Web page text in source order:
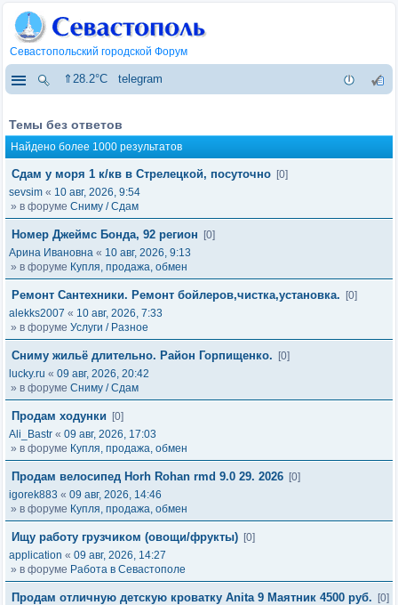
Севастопольский городской Форум
⇑28.2°C telegram
Темы без ответов
Найдено более 1000 результатов
Сдам у моря 1 к/кв в Стрелецкой, посуточно [0]
sevsim « 10 авг, 2026, 9:54
» в форуме Сниму / Сдам
Номер Джеймс Бонда, 92 регион
[0]
Арина Ивановна « 10 авг, 2026, 9:13
» в форуме Купля, продажа, обмен
Ремонт Сантехники. Ремонт бойлеров,чистка,установка.
[0]
alekks2007 « 10 авг, 2026, 7:33
» в форуме Услуги / Разное
Сниму жильё длительно. Район Горпищенко.
[0]
lucky.ru « 09 авг, 2026, 20:42
» в форуме Сниму / Сдам
Продам ходунки
[0]
Ali_Bastr « 09 авг, 2026, 17:03
» в форуме Купля, продажа, обмен
Продам велосипед Horh Rohan rmd 9.0 29. 2026 [0]
igorek883 « 09 авг, 2026, 14:46
» в форуме Купля, продажа, обмен
Ищу работу грузчиком (овощи/фрукты) [0]
application « 09 авг, 2026, 14:27
» в форуме Работа в Севастополе
Продам отличную детскую кроватку Anita 9 Маятник 4500 руб.
[0]